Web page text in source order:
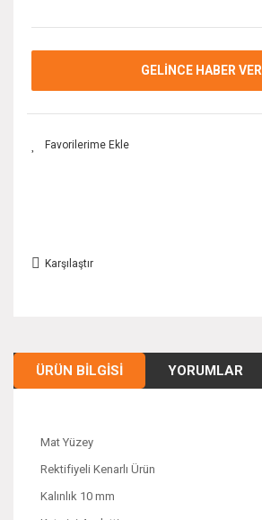
GELİNCE HABER VER
Karşılaştır
ÜRÜN BILGISI YORUMLAR
Mat Yüzey
Rektifiyeli Kenarlı Ürün
Kalınlık 10 mm